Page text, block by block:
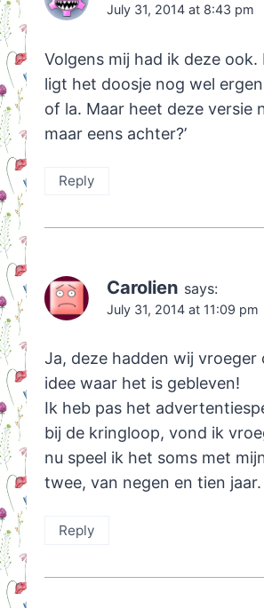
July 31, 2014 at 8:43 pm
Volgens mij had ik deze ook.
ligt het doosje nog wel
of la. Maar heet deze versie
maar eens achter?’
Reply
Carolien says:
July 31, 2014 at 11:09 pm
Ja, deze hadden wij vroeger
idee waar het is gebleven!
Ik heb pas het
bij de kringloop, vond ik
nu speel ik het soms met
twee, van negen en tien jaar.
Reply